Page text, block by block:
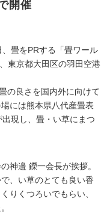
開催
畳をPRする「畳ワール
東京都大田区の羽田空港
の良さを国内外に向けて
には熊本県八代産畳表
現し、畳・い草にまつ
神邉 鑅一会長が挨拶。
、い草のとても良い香
りくつろいでもらい、